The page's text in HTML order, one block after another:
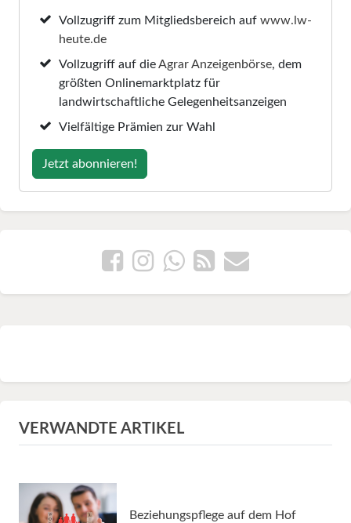
Vollzugriff zum Mitgliedsbereich aufwww.lw-
heute.de
Vollzugriff auf dieAgrar Anzeigenbörse, dem
größten Onlinemarktplatz für
landwirtschaftliche Gelegenheitsanzeigen
Vielfältige Prämien zur Wahl
Jetzt abonnieren!
VERWANDTE ARTIKEL
Beziehungspflege auf dem Hof